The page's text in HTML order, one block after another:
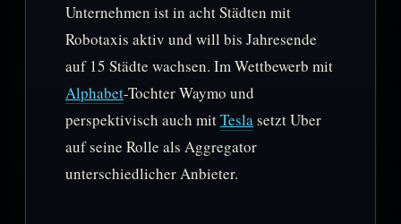
Unternehmen ist in acht Städten mit
Robotaxis aktiv und will bis Jahresende
auf 15 Städte wachsen. Im Wettbewerb mit
Alphabet-Tochter Waymo und
perspektivisch auch mitTeslasetzt Uber
auf seine Rolle als Aggregator
unterschiedlicher Anbieter.